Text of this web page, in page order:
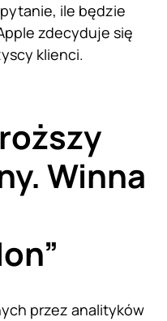
ile będzie
zdecyduje się
klienci.
Winna
przez analityków